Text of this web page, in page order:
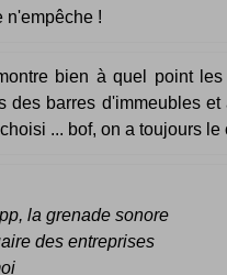
n'empêche !
bien à quel point
des barres d'immeubles et
... bof, on a toujours le
la grenade sonore
des entreprises